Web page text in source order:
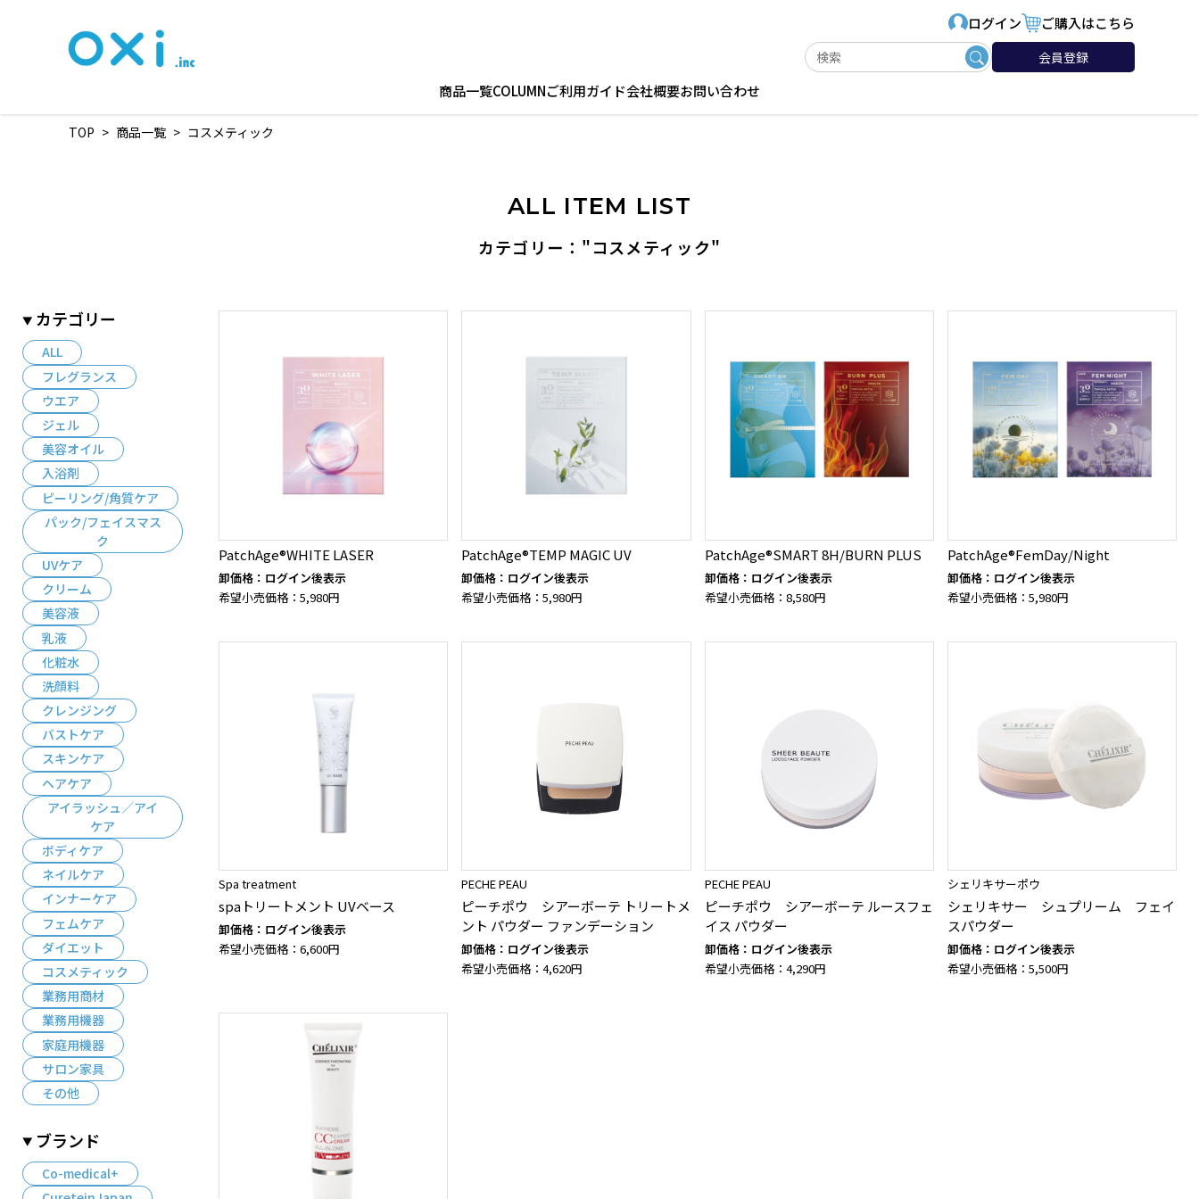
ログイン ご購入はこちら
会員登録
商品一覧COLUMNご利用ガイド会社概要お問い合わせ
TOP > 商品一覧 > コスメティック
ALL ITEM LIST
カテゴリー："コスメティック"
カテゴリー
ALL
フレグランス
ウエア
ジェル
美容オイル
入浴剤
ピーリング/角質ケア
パック/フェイスマス
ク
UVケア
クリーム
美容液
乳液
化粧水
洗顔料
クレンジング
バストケア
スキンケア
ヘアケア
アイラッシュ／アイ
ケア
ボディケア
ネイルケア
インナーケア
フェムケア
ダイエット
コスメティック
業務用商材
業務用機器
家庭用機器
サロン家具
その他
ブランド
Co-medical+
PatchAge®WHITE LASER
卸価格：ログイン後表示
希望小売価格：5,980円
PatchAge®TEMP MAGIC UV
卸価格：ログイン後表示
希望小売価格：5,980円
PatchAge®SMART 8H/BURN PLUS
卸価格：ログイン後表示
希望小売価格：8,580円
PatchAge®FemDay/Night
卸価格：ログイン後表示
希望小売価格：5,980円
Spa treatment
spaトリートメント UVベース
卸価格：ログイン後表示
希望小売価格：6,600円
PECHE PEAU
ピーチポウ シアーボーテ トリートメ
ント パウダー ファンデーション
卸価格：ログイン後表示
希望小売価格：4,620円
PECHE PEAU
ピーチポウ シアーボーテ ルースフェ
イス パウダー
卸価格：ログイン後表示
希望小売価格：4,290円
シェリキサーポウ
シェリキサー シュプリーム フェイ
スパウダー
卸価格：ログイン後表示
希望小売価格：5,500円